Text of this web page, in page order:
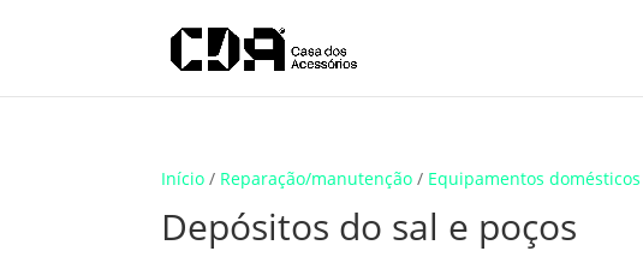
Translate
Início / Reparação/manutenção / Equipamentos domésticos
Depósitos do sal e poços